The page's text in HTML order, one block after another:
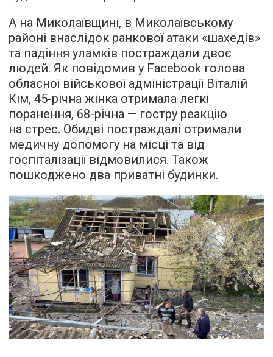
А на Миколаївщині, в Миколаївському
районі внаслідок ранкової атаки «шахедів»
та падіння уламків постраждали двоє
людей. Як повідомив у Facebook голова
обласної військової адміністрації Віталій
Кім, 45-річна жінка отримала легкі
поранення, 68-річна — гостру реакцію
на стрес. Обидві постраждалі отримали
медичну допомогу на місці та від
госпіталізації відмовилися. Також
пошкоджено два приватні будинки.